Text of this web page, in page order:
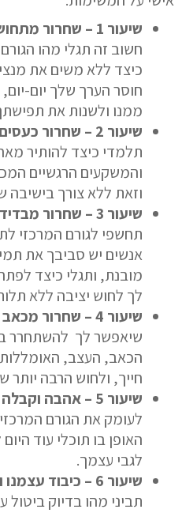
שיעור
– שחרור
כיצד ללא משים את
חוסר הערך שלך יום-
ממנו ולשנות את
שיעור
– שחרור
תלמדי כיצד להותיר
והמשקעים הרגשיים
וזאת ללא צורך בישיבה
שיעור
– שחרור
תחשפי לגורם המרכזי
אנשים יש סביבך את
מובנת, ותגלי כיצד
לך לחוש יציבה ללא
שיעור 4
– שחרור
שיאפשר לך להשתחרר
הכאב, העצב,
חייך, ולחוש הרבה יותר
שיעור 5
–אהבה
לעומק את הגורם
האופן בו תוכלי עוד
לגבי עצמך.
שיעור
– כיבוד עצמנו
תביני מהו בדיוק